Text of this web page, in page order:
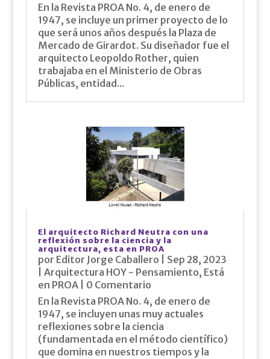
En la Revista PROA No. 4, de enero de
1947, se incluye un primer proyecto de lo
que será unos años después la Plaza de
Mercado de Girardot. Su diseñador fue el
arquitecto Leopoldo Rother, quien
trabajaba en el Ministerio de Obras
Públicas, entidad...
El arquitecto Richard Neutra con una
reflexión sobre la ciencia y la
arquitectura, esta en PROA
por Editor Jorge Caballero
Sep 28, 2023
Arquitectura HOY - Pensamiento, Está
en PROA| 0 Comentario
En la Revista PROA No. 4, de enero de
1947, se incluyen unas muy actuales
reflexiones sobre la ciencia
(fundamentada en el método científico)
que domina en nuestros tiempos y la